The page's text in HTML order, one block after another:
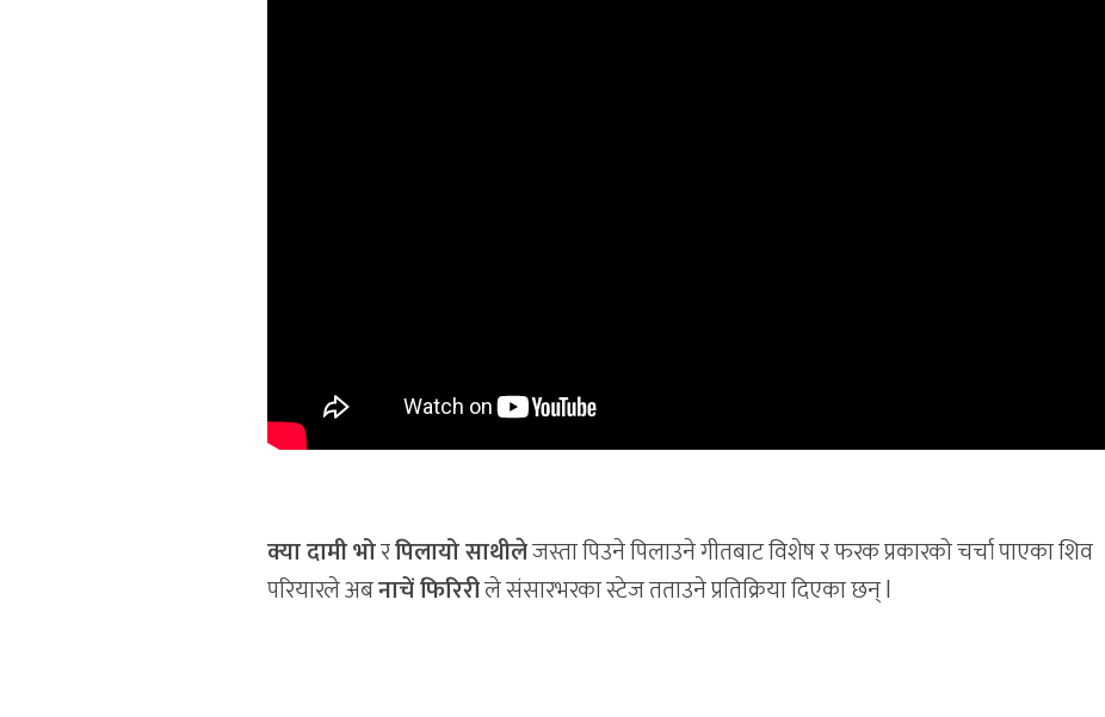
क्या दामी भोरपिलायो साथीलेजस्ता पिउने पिलाउने गीतबाट विशेष र फरक प्रकारको चर्चा पाएका शिव
परियारले अबनाचें फिरिरीले संसारभरका स्टेज तताउने प्रतिक्रिया दिएका छन् l